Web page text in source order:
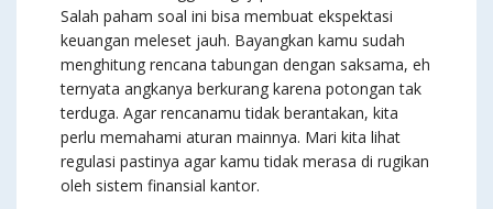
Salah paham soal ini bisa membuat ekspektasi
keuangan meleset jauh. Bayangkan kamu sudah
menghitung rencana tabungan dengan saksama, eh
ternyata angkanya berkurang karena potongan tak
terduga. Agar rencanamu tidak berantakan, kita
perlu memahami aturan mainnya. Mari kita lihat
regulasi pastinya agar kamu tidak merasa di rugikan
oleh sistem finansial kantor.